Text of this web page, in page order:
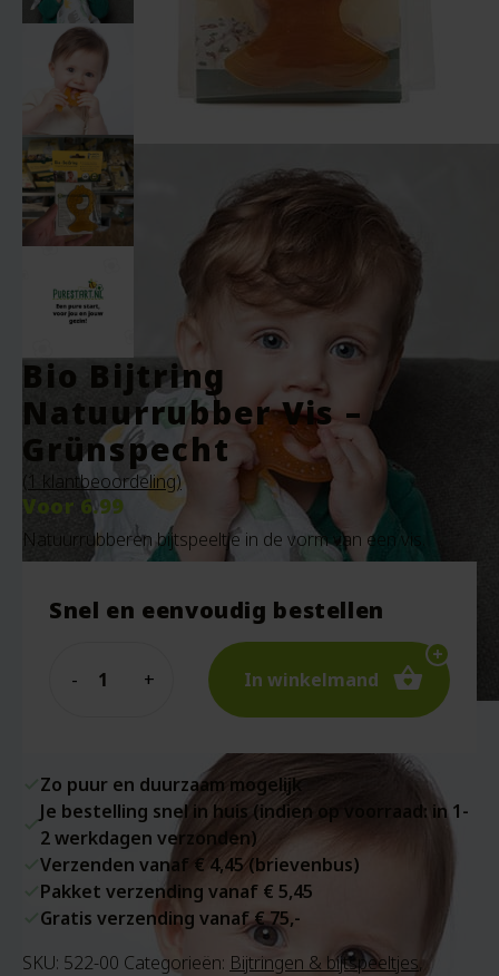
Bio Bijtring
Natuurrubber Vis –
Grünspecht
( klantbeoordeling)
Voor 6.99
Natuurrubberen bijtspeeltje in de vorm van een vis.
Snel en eenvoudig bestellen
In winkelmand
Zo puur en duurzaam mogelijk
Je bestelling snel in huis (indien op voorraad: in 1-
2 werkdagen verzonden)
Verzenden vanaf € 4,45 (brievenbus)
Pakket verzending vanaf € 5,45
Gratis verzending vanaf € 75,-
SKU: 522-00 Categorieën: Bijtringen & bijtspeeltjes,